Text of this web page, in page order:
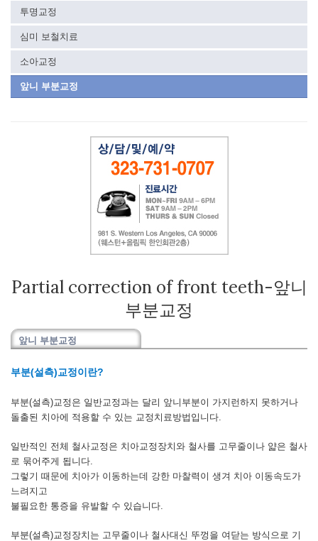
투명교정
심미 보철치료
소아교정
앞니 부분교정
Partial correction of front teeth-앞니
부분교정
앞니 부분교정
부분(설측)교정이란?
부분(설측)교정은 일반교정과는 달리 앞니부분이 가지런하지 못하거나
돌출된 치아에 적용할 수 있는 교정치료방법입니다.
일반적인 전체 철사교정은 치아교정장치와 철사를 고무줄이나 얇은 철사
로 묶어주게 됩니다.
그렇기 때문에 치아가 이동하는데 강한 마찰력이 생겨 치아 이동속도가
느려지고
불필요한 통증을 유발할 수 있습니다.
부분(설측)교정장치는 고무줄이나 철사대신 뚜껑을 여닫는 방식으로 기